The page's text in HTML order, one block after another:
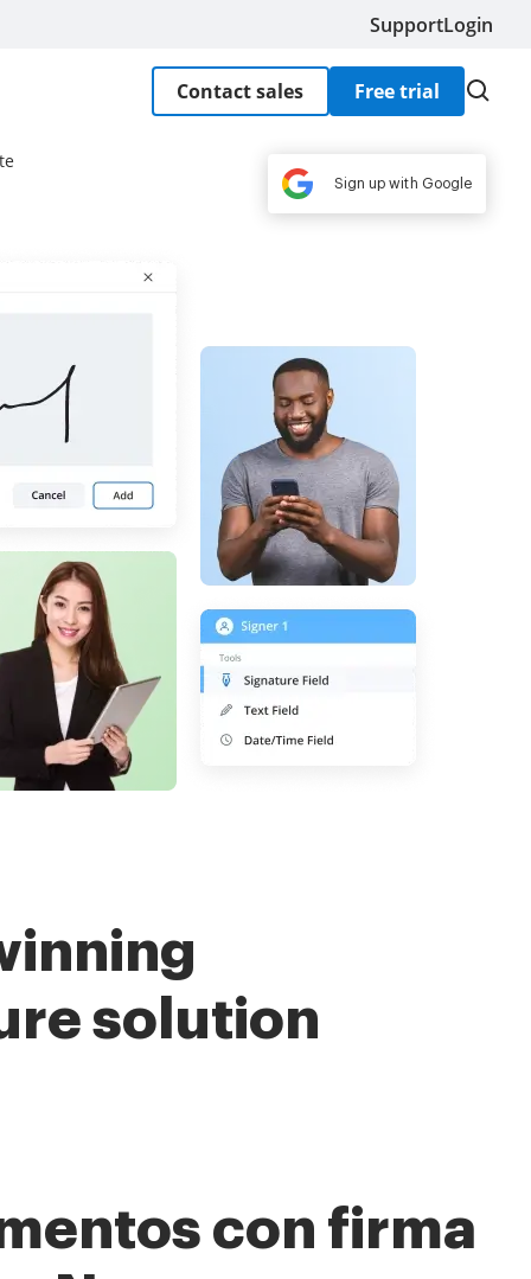
SupportLogin
Contact sales Free trial
solution
con firma
Sign up with Google